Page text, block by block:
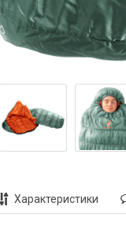
Характеристики